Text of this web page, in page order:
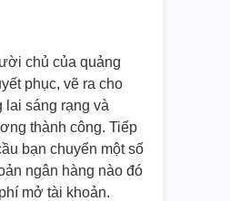
chủ của quảng
phục, vẽ ra cho
lai sáng rạng và
thành công. Tiếp
bạn chuyển một số
ngân hàng nào đó
mở tài khoản.